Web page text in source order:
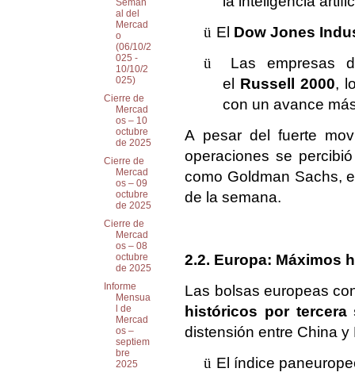
ü El Dow Jones
ü
Las empresas
el Russell 2000,
con un avance
A pesar del fuerte
operaciones se
como Goldman Sachs,
de la semana.
2.2. Europa: Máximos
Las bolsas europeas
históricos por tercera
distensión entre China y
ü El índice
Seman
al del
Mercad
o
(06/10/2
025 -
10/10/2
025)
Cierre de
Mercad
os – 10
octubre
de 2025
Cierre de
Mercad
os – 09
octubre
de 2025
Cierre de
Mercad
os – 08
octubre
de 2025
Informe
Mensua
l de
Mercad
os –
septiem
bre
2025